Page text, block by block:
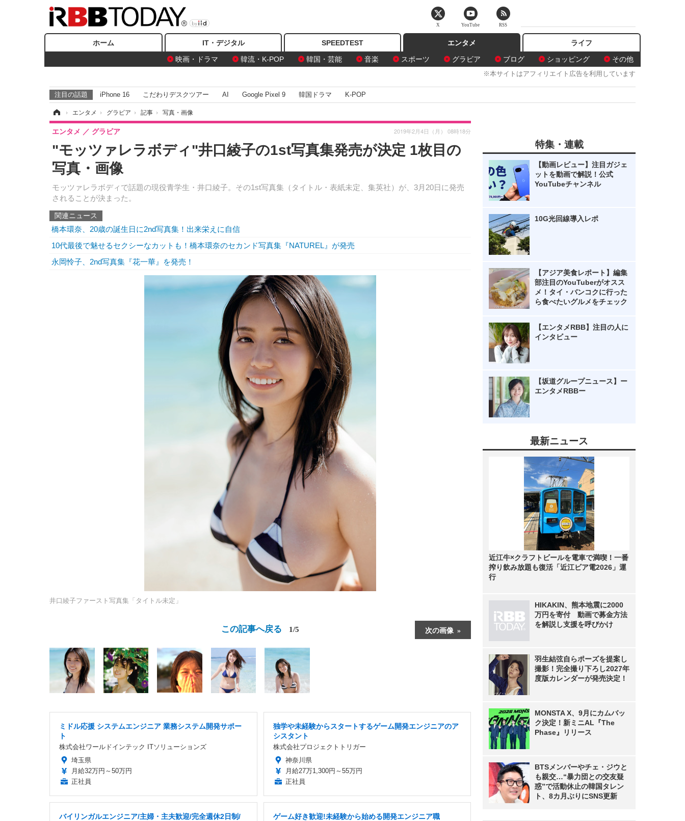
ホーム IT・デジタル SPEEDTEST
エンタメ
映画・ドラマ
韓流・K-POP 韓国・芸能 音楽 スポーツ グラビア ブログ ショッピング その他
ライフ
※本サイトはアフィリエイト広告を利用しています
注目の話題 iPhone 16 こだわりデスクツアー AI Google Pixel 9 韓国ドラマ K-POP
› エンタメ › グラビア › 記事 › 写真・画像
"モッツァレラボディ"井口綾子の1st写真集発売が決定 1枚目の
写真・画像
モッツァレラボディで話題の現役青学生・井口綾子。その1st写真集（タイトル・表紙未定、集英社）が、3月20日に発売
されることが決まった。
エンタメ グラビア 2019年2月4日（月） 08時18分
関連ニュース
橋本環奈、20歳の誕生日に2nd写真集！出来栄えに自信
10代最後で魅せるセクシーなカットも！橋本環奈のセカンド写真集『NATUREL』が発売
永岡怜子、2nd写真集『花一華』を発売！
井口綾子ファースト写真集「タイトル未定」
次の画像
この記事へ戻る 1/5
ミドル応援 システムエンジニア 業務システム開発サポー
ト
株式会社ワールドインテック ITソリューションズ
埼玉県
月給32万円～50万円
正社員
独学や未経験からスタートするゲーム開発エンジニアのア
シスタント
株式会社プロジェクトトリガー
神奈川県
月給27万1,300円～55万円
正社員
バイリンガルエンジニア/主婦・主夫歓迎/完全週休2日制/
ゲーム好き歓迎!未経験から始める開発エンジニア職
特集・連載
【動画レビュー】注目ガジェ
ットを動画で解説！公式
YouTubeチャンネル
10G光回線導入レポ
【アジア美食レポート】編集
部注目のYouTuberがオスス
メ！タイ・バンコクに行った
ら食べたいグルメをチェック
【エンタメRBB】注目の人に
インタビュー
【坂道グループニュース】ー
エンタメRBBー
最新ニュース
近江牛×クラフトビールを電車で満喫！一番
搾り飲み放題も復活「近江ビア電2026」運
行
HIKAKIN、熊本地震に2000
万円を寄付 動画で募金方法
を解説し支援を呼びかけ
羽生結弦自らポーズを提案し
撮影！完全撮り下ろし2027年
度版カレンダーが発売決定！
MONSTA X、9月にカムバッ
ク決定！新ミニAL『The
Phase』リリース
BTSメンバーやチェ・ジウと
も親交…“暴力団との交友疑
惑”で活動休止の韓国タレン
ト、8カ月ぶりにSNS更新
X YouTube RSS